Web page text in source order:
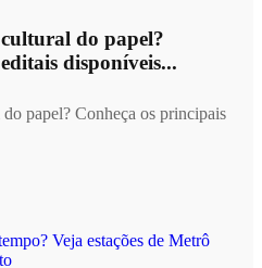
do papel?
disponíveis...
papel? Conheça os principais